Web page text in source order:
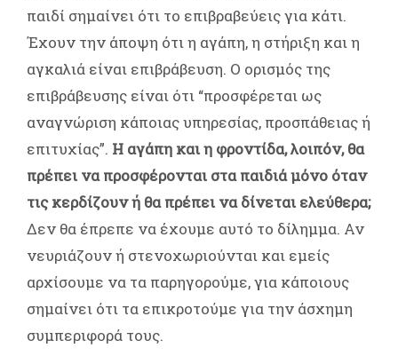
παιδί σημαίνει ότι το επιβραβεύεις για κάτι.
Έχουν την άποψη ότι η αγάπη, η στήριξη και η
αγκαλιά είναι επιβράβευση. Ο ορισμός της
επιβράβευσης είναι ότι “προσφέρεται ως
αναγνώριση κάποιας υπηρεσίας, προσπάθειας ή
επιτυχίας”. Η αγάπη και η φροντίδα, λοιπόν, θα
πρέπει να προσφέρονται στα παιδιά μόνο όταν
τις κερδίζουν ή θα πρέπει να δίνεται ελεύθερα;
Δεν θα έπρεπε να έχουμε αυτό το δίλημμα. Αν
νευριάζουν ή στενοχωριούνται και εμείς
αρχίσουμε να τα παρηγορούμε, για κάποιους
σημαίνει ότι τα επικροτούμε για την άσχημη
συμπεριφορά τους.